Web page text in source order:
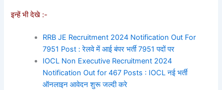
इन्हें भी देखे :-
RRB JE Recruitment 2024 Notification Out For
7951 Post : रेलवे में आई बंपर भर्ती 7951 पदों पर
IOCL Non Executive Recruitment 2024
Notification Out for 467 Posts : IOCL नई भर्ती
ऑनलाइन आवेदन शुरू जल्दी करे